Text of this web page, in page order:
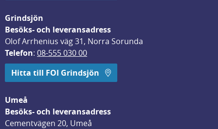
Grindsjön
Besöks- och leveransadress
Olof Arrhenius väg 31, Norra Sorunda
Telefon: 08-555 030 00
Hitta till FOI Grindsjön
Umeå
Besöks- och leveransadress
Cementvägen 20, Umeå